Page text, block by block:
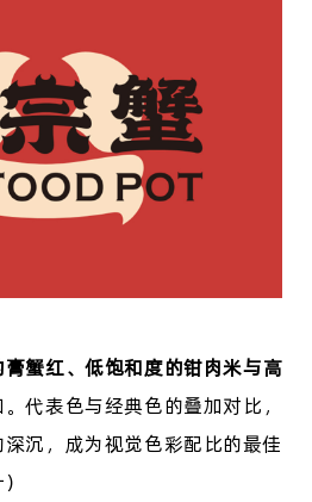
蟹红、低饱和度的钳肉米与高
代表色与经典色的叠加对比，
沉，成为视觉色彩配比的最佳